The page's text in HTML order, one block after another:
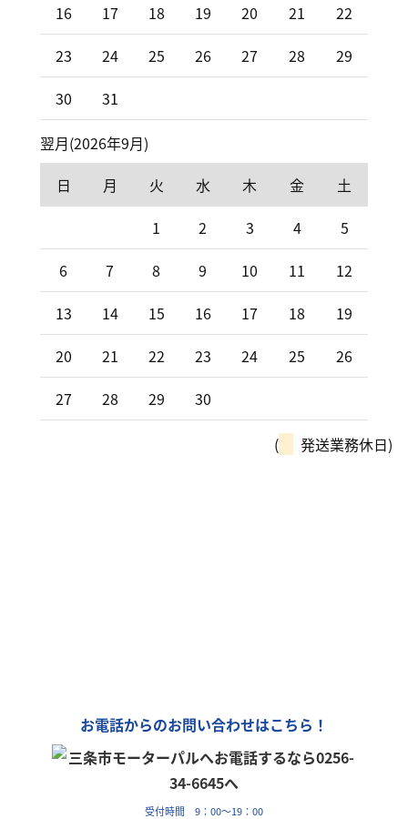
16
17 18 19 20 21
22
23
24 25 26 27 28
29
30
31
翌月(2026年9月)
日
月 火 水 木 金
土
1
2 3 4
5
6
7 8 9 10 11
12
13
14 15 16 17 18
19
20
21 22 23 24 25
26
27
28 29 30
( 発送業務休日)
お電話からのお問い合わせはこちら！
受付時間 9：00～19：00